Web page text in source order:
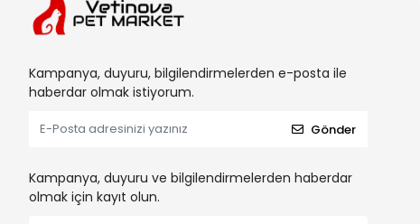
Kampanya, duyuru, bilgilendirmelerden e-posta ile
haberdar olmak istiyorum.
Gönder
Kampanya, duyuru ve bilgilendirmelerden haberdar
olmak için kayıt olun.